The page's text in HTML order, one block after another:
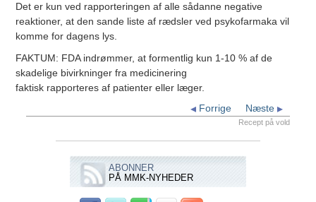
Det er kun ved rapporteringen af alle sådanne negative
reaktioner, at den sande liste af rædsler ved psykofarmaka vil
komme for dagens lys.
FAKTUM: FDA indrømmer, at formentlig kun 1-10 % af de
skadelige bivirkninger fra medicinering
faktisk rapporteres af patienter eller læger.
Næste
Forrige
Recept på vold
ABONNER
PÅ MMK-NYHEDER